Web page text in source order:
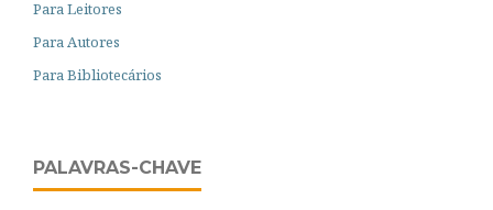
Para Leitores
Para Autores
Para Bibliotecários
PALAVRAS-CHAVE